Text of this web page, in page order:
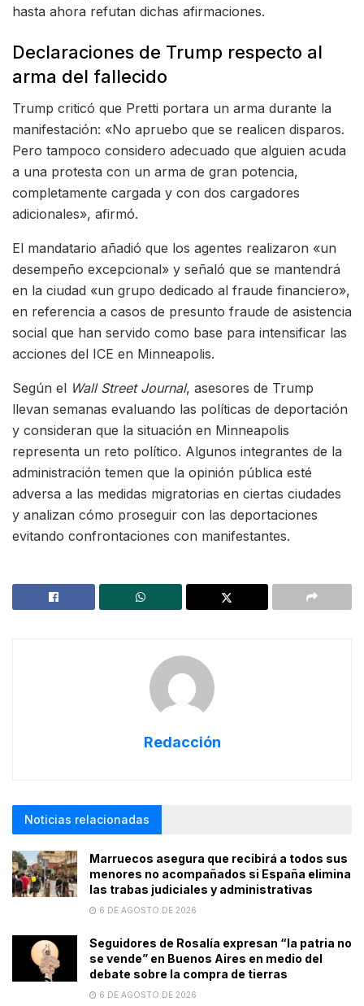
hasta ahora refutan dichas afirmaciones.
Declaraciones de Trump respecto al
arma del fallecido
Trump criticó que Pretti portara un arma durante la
manifestación: «No apruebo que se realicen disparos.
Pero tampoco considero adecuado que alguien acuda
a una protesta con un arma de gran potencia,
completamente cargada y con dos cargadores
adicionales», afirmó.
El mandatario añadió que los agentes realizaron «un
desempeño excepcional» y señaló que se mantendrá
en la ciudad «un grupo dedicado al fraude financiero»,
en referencia a casos de presunto fraude de asistencia
social que han servido como base para intensificar las
acciones del ICE en Minneapolis.
Según el Wall Street Journal, asesores de Trump
llevan semanas evaluando las políticas de deportación
y consideran que la situación en Minneapolis
representa un reto político. Algunos integrantes de la
administración temen que la opinión pública esté
adversa a las medidas migratorias en ciertas ciudades
y analizan cómo proseguir con las deportaciones
evitando confrontaciones con manifestantes.
Redacción
Noticias relacionadas
Marruecos asegura que recibirá a todos sus
menores no acompañados si España elimina
las trabas judiciales y administrativas
6 DE AGOSTO DE 2026
Seguidores de Rosalía expresan “la patria no
se vende” en Buenos Aires en medio del
debate sobre la compra de tierras
6 DE AGOSTO DE 2026